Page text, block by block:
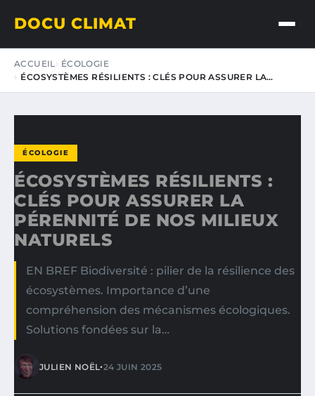
DOCU CLIMAT
ACCUEIL
ÉCOLOGIE
ÉCOSYSTÈMES RÉSILIENTS : CLÉS POUR ASSURER LA…
ÉCOLOGIE
ÉCOSYSTÈMES RÉSILIENTS :
CLÉS POUR ASSURER LA
PÉRENNITÉ DE NOS MILIEUX
NATURELS
EN BREF Biodiversité : pilier de la résilience des
écosystèmes. Importance d’une
compréhension des mécanismes écologiques.
Solutions fondées sur la…
JULIEN NOËL•24 JUIN 2025